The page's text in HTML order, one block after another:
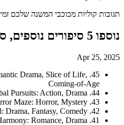
תגובות קוליות מכוכבי המשנה שלכם
נוספו 5 סיפורים נוספים, סה"כ: 45
Apr 25, 2025
Drama, Slice of Life,
Coming-of-Age
44. Global Pursuits: Action, Drama
43. The Haunted Mirror Maze: Horror, Mystery
42. Last Song Before the End: Drama, Fantasy, Comedy
41. Desert Harmony: Romance, Drama